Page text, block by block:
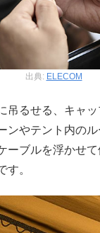
出典: ELECOM
吊るせる、キャ
ンやテント内の
ーブルを浮かせ
す。